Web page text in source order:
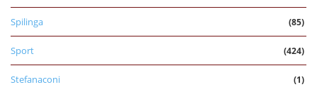
Spilinga (85)
Sport (424)
Stefanaconi (1)